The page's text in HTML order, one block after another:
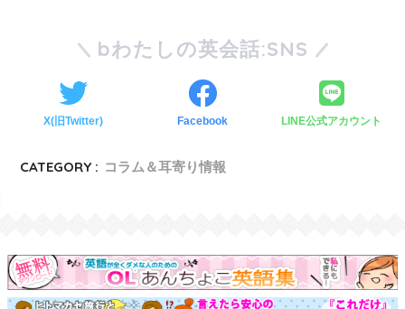
bわたしの英会話:SNS
X(旧Twitter) Facebook LINE公式アカウント
CATEGORY : コラム＆耳寄り情報